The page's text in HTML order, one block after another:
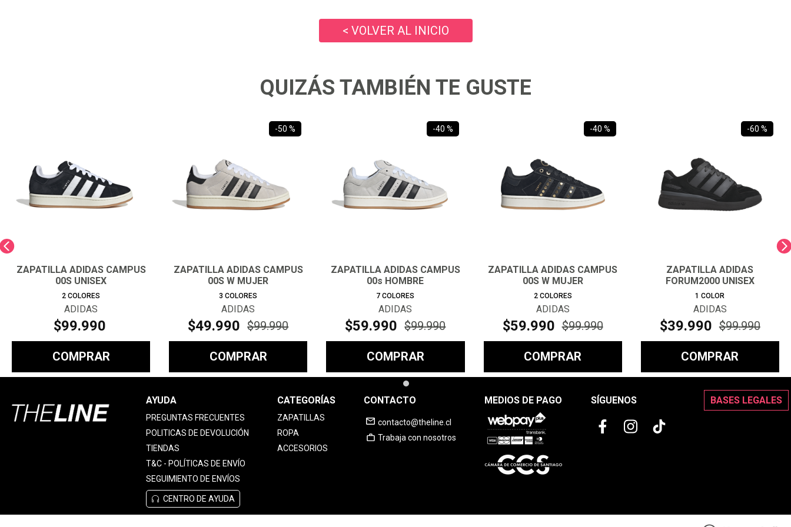
< VOLVER AL INICIO
QUIZÁS TAMBIÉN TE GUSTE
ZAPATILLA ADIDAS CAMPUS
00S UNISEX
2 COLORES
ADIDAS
$99.990
COMPRAR
-50 %
ZAPATILLA ADIDAS CAMPUS
00S W MUJER
3 COLORES
ADIDAS
$49.990 $99.990
COMPRAR
-40 %
ZAPATILLA ADIDAS CAMPUS
00s HOMBRE
7 COLORES
ADIDAS
$59.990 $99.990
COMPRAR
-40 %
ZAPATILLA ADIDAS CAMPUS
00S W MUJER
2 COLORES
ADIDAS
$59.990 $99.990
COMPRAR
-60 %
ZAPATILLA ADIDAS
FORUM2000 UNISEX
1 COLOR
ADIDAS
$39.990 $99.990
COMPRAR
AYUDA
PREGUNTAS FRECUENTES
POLITICAS DE DEVOLUCIÓN
TIENDAS
T&C - POLÍTICAS DE ENVÍO
SEGUIMIENTO DE ENVÍOS
CENTRO DE AYUDA
CATEGORÍAS
ZAPATILLAS
ROPA
ACCESORIOS
CONTACTO
contacto@theline.cl
Trabaja con nosotros
MEDIOS DE PAGO SÍGUENOS BASES LEGALES